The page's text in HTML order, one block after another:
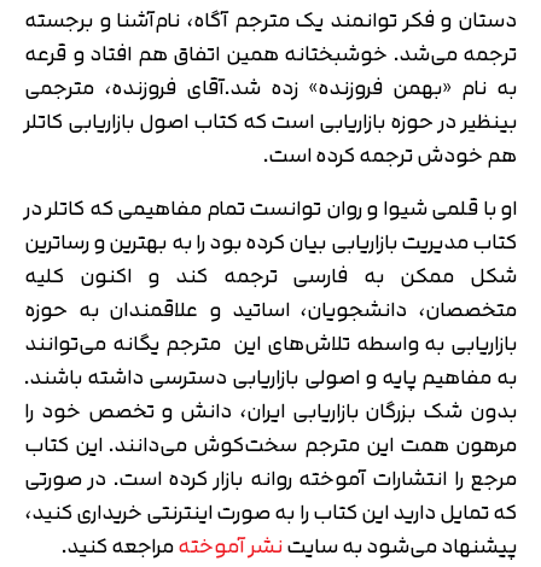
دستان و فکر توانمند یک مترجم آگاه، نام‌آشنا و برجسته
ترجمه می‌شد. خوشبختانه همین اتفاق هم افتاد و قرعه
به نام «بهمن فروزنده» زده شد.آقای فروزنده، مترجمی
بی‎نظیر در حوزه بازاریابی است که کتاب اصول بازاریابی کاتلر
هم خودش ترجمه کرده است.
او با قلمی شیوا و روان توانست تمام مفاهیمی که کاتلر در
کتاب مدیریت بازاریابی بیان کرده بود را به بهترین و رساترین
شکل ممکن به فارسی ترجمه کند و اکنون کلیه
متخصصان، دانشجویان، اساتید و علاقمندان به حوزه
بازاریابی به واسطه تلاش‌های این مترجم یگانه می‌توانند
به مفاهیم پایه و اصولی بازاریابی دسترسی داشته باشند.
بدون شک بزرگان بازاریابی ایران، دانش و تخصص خود را
مرهون همت این مترجم سخت‌کوش می‌دانند. این کتاب
مرجع را انتشارات آموخته روانه بازار کرده است. در صورتی
که تمایل دارید این کتاب را به صورت اینترنتی خریداری کنید،
پیشنهاد می‌شود به سایتنشر آموختهمراجعه کنید.